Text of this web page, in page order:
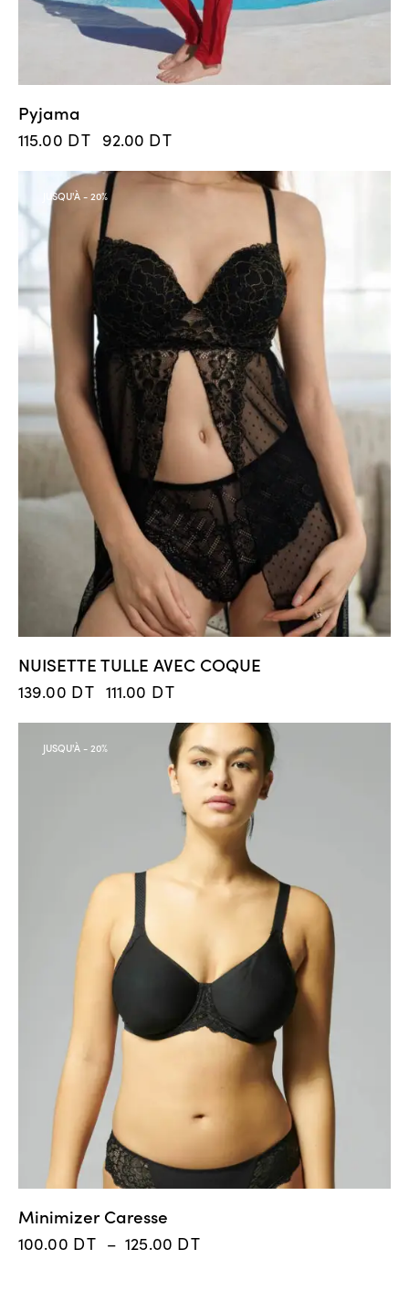
Pyjama
115.00 DT 92.00 DT
JUSQU'À- 20%
NUISETTE TULLE AVEC COQUE
139.00 DT 111.00 DT
JUSQU'À - 20%
Minimizer Caresse
100.00 DT – 125.00 DT